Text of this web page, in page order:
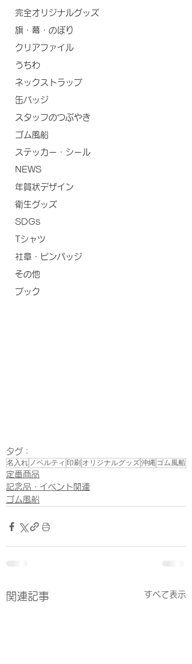
完全オリジナルグッズ
旗・幕・のぼり
クリアファイル
うちわ
ネックストラップ
缶バッジ
スタッフのつぶやき
ゴム風船
ステッカー・シール
NEWS
年賀状デザイン
衛生グッズ
SDGs
Tシャツ
社章・ピンバッジ
その他
ブック
タグ：
名入れ ノベルティ 印刷 オリジナルグッズ沖縄 ゴム風船
定番商品
記念品・イベント関連
ゴム風船
関連記事 すべて表示